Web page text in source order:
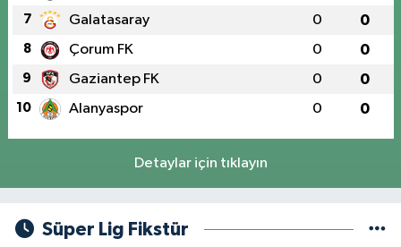
7 Galatasaray 0 0
8 Çorum FK 0 0
9 Gaziantep FK 0 0
10 Alanyaspor 0 0
Detaylar için tıklayın
Süper Lig Fikstür